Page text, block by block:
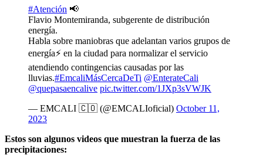
#Atención 📢
Flavio Montemiranda, subgerente de distribución
energía.
Habla sobre maniobras que adelantan varios grupos de
energía⚡ en la ciudad para normalizar el servicio
atendiendo contingencias causadas por las
lluvias.#EmcaliMásCercaDeTi @EnterateCali
@quepasaencalive pic.twitter.com/1JXp3sVWJK
— EMCALI 🇨🇴 (@EMCALIoficial) October 11,
2023
Estos son algunos videos que muestran la fuerza de las
precipitaciones: